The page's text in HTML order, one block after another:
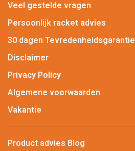
Veel gestelde vragen
Persoonlijk racket advies
30 dagen Tevredenheidsgarantie
Disclaimer
Privacy Policy
Algemene voorwaarden
Vakantie
Product advies Blog